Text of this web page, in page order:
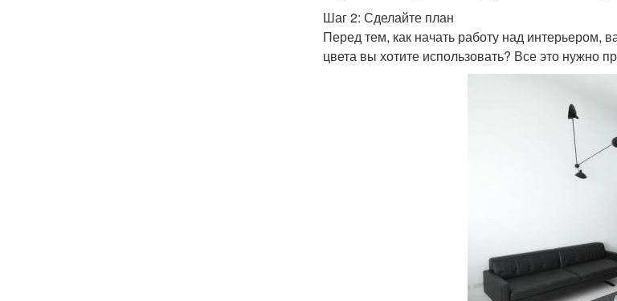
Шаг 2: Сделайте план
Перед тем, как начать работу над интерьером,
цвета вы хотите использовать? Все это нужно